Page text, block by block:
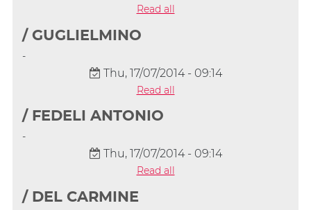
Read all
/ GUGLIELMINO
-
Thu, 17/07/2014 - 09:14
Read all
/ FEDELI ANTONIO
-
Thu, 17/07/2014 - 09:14
Read all
/ DEL CARMINE